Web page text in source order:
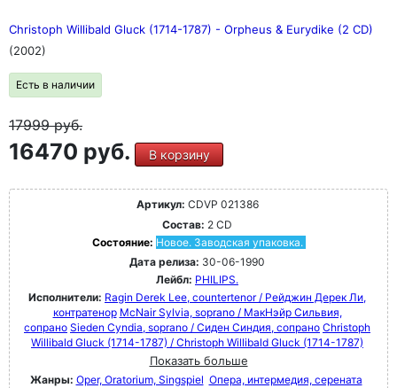
Christoph Willibald Gluck (1714-1787) - Orpheus & Eurydike (2 CD)
(2002)
Есть в наличии
17999руб.
16470 руб. В корзину
Артикул: CDVP 021386
Состав: 2 CD
Состояние: Новое. Заводская упаковка.
Дата релиза: 30-06-1990
Лейбл: PHILIPS.
Исполнители: Ragin Derek Lee, countertenor / Рейджин Дерек Ли,
контратенор McNair Sylvia, soprano / МакНэйр Сильвия,
сопрано Sieden Cyndia, soprano / Сиден Синдия, сопрано Christoph
Willibald Gluck (1714-1787) / Christoph Willibald Gluck (1714-1787)
Показать больше
Жанры: Oper, Oratorium, Singspiel Опера, интермедия, серената